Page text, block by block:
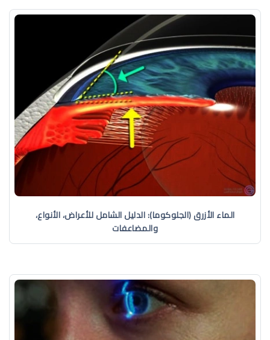
الماء الأزرق (الجلوكوما): الدليل الشامل للأعراض، الأنواع،
والمضاعفات